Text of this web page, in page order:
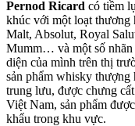
Pernod Ricard có tiềm
khúc với một loạt thương
Malt, Absolut, Royal
Mumm… và một số nhãn
diện của mình trên thị
sản phẩm whisky thượng
trung lưu, được chưng
Việt Nam, sản phẩm
khẩu trong khu vực.